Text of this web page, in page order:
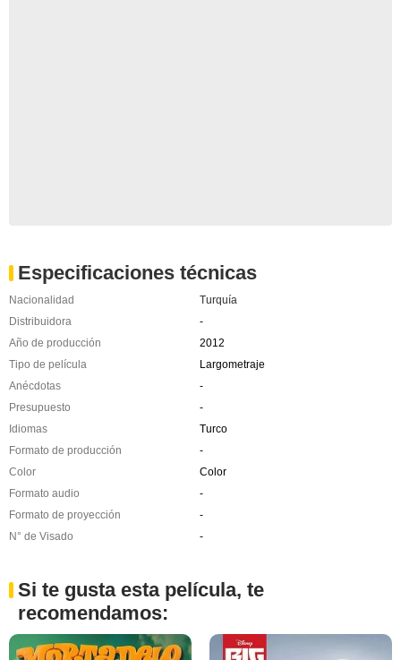
Especificaciones técnicas
Nacionalidad
Turquía
Distribuidora
-
Año de producción
2012
Tipo de película
Largometraje
Anécdotas
-
Presupuesto
-
Idiomas
Turco
Formato de producción
-
Color
Color
Formato audio
-
Formato de proyección
-
N° de Visado
-
Si te gusta esta película, te
recomendamos: